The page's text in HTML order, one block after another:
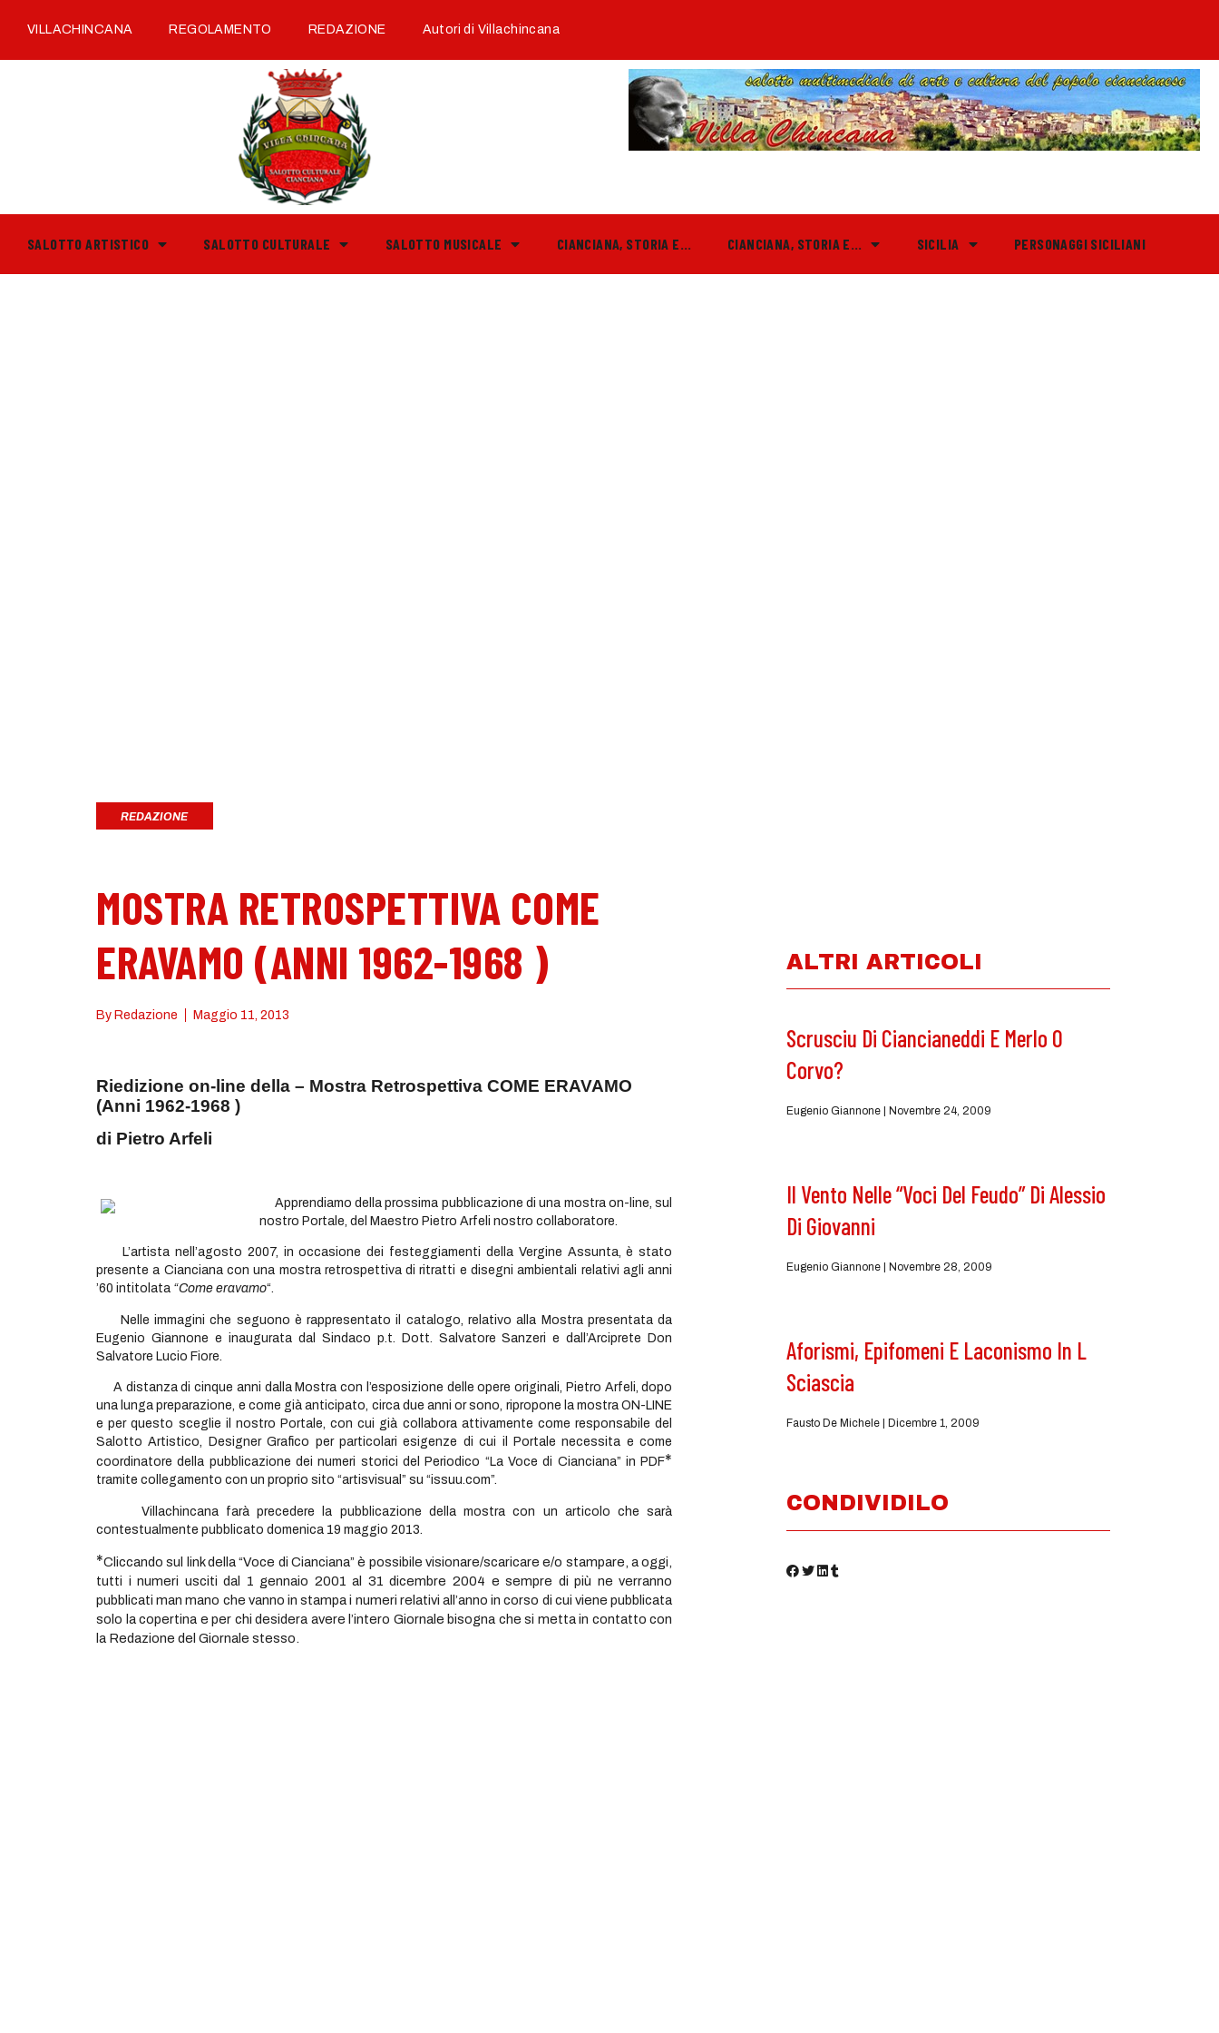
VILLACHINCANA REGOLAMENTO REDAZIONE Autori di Villachincana
SALOTTO ARTISTICO SALOTTO CULTURALE SALOTTO MUSICALE CIANCIANA, STORIA E… CIANCIANA, STORIA E… SICILIA PERSONAGGI SICILIANI
REDAZIONE
MOSTRA RETROSPETTIVA COME
ERAVAMO (ANNI 1962-1968 )
By Redazione Maggio 11, 2013
Riedizione on-line della – Mostra Retrospettiva COME ERAVAMO
(Anni 1962-1968 )
di Pietro Arfeli
Apprendiamo della prossima pubblicazione di una mostra on-line, sul
nostro Portale, del Maestro Pietro Arfeli nostro collaboratore.
L’artista nell’agosto 2007, in occasione dei festeggiamenti della Vergine Assunta, è stato
presente a Cianciana con una mostra retrospettiva di ritratti e disegni ambientali relativi agli anni
’60 intitolata “Come eravamo“.
Nelle immagini che seguono è rappresentato il catalogo, relativo alla Mostra presentata da
Eugenio Giannone e inaugurata dal Sindaco p.t. Dott. Salvatore Sanzeri e dall’Arciprete Don
Salvatore Lucio Fiore.
A distanza di cinque anni dalla Mostra con l’esposizione delle opere originali, Pietro Arfeli, dopo
una lunga preparazione, e come già anticipato, circa due anni or sono, ripropone la mostra ON-LINE
e per questo sceglie il nostro Portale, con cui già collabora attivamente come responsabile del
Salotto Artistico, Designer Grafico per particolari esigenze di cui il Portale necessita e come
coordinatore della pubblicazione dei numeri storici del Periodico “La Voce di Cianciana” in PDF*
tramite collegamento con un proprio sito “artisvisual” su “issuu.com”.
Villachincana farà precedere la pubblicazione della mostra con un articolo che sarà
contestualmente pubblicato domenica 19 maggio 2013.
*Cliccando sul link della “Voce di Cianciana” è possibile visionare/scaricare e/o stampare, a oggi,
tutti i numeri usciti dal 1 gennaio 2001 al 31 dicembre 2004 e sempre di più ne verranno
pubblicati man mano che vanno in stampa i numeri relativi all’anno in corso di cui viene pubblicata
solo la copertina e per chi desidera avere l’intero Giornale bisogna che si metta in contatto con
la Redazione del Giornale stesso.
ALTRI ARTICOLI
Scrusciu Di Ciancianeddi E Merlo O
Corvo?
Eugenio Giannone Novembre 24, 2009
Il Vento Nelle “Voci Del Feudo” Di Alessio
Di Giovanni
Eugenio Giannone Novembre 28, 2009
Aforismi, Epifomeni E Laconismo In L
Sciascia
Fausto De Michele Dicembre 1, 2009
CONDIVIDILO